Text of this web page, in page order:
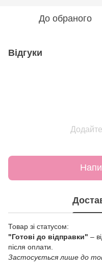
До обраного
Відгуки
Товар зі статусом:
"Готові до відправки" –
після оплати.
Застосується лише до